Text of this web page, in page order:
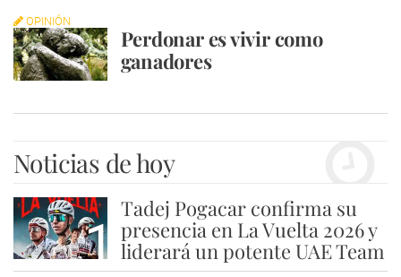
OPINIÓN
Perdonar es vivir como
ganadores
Noticias de hoy
1
Tadej Pogacar confirma su
presencia en La Vuelta 2026 y
liderará un potente UAE Team